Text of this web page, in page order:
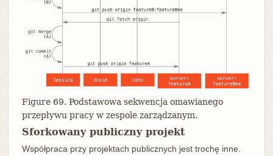
Figure 69. Podstawowa sekwencja omawianego
przepływu pracy w zespole zarządzanym.
Sforkowany publiczny projekt
Współpraca przy projektach publicznych jest trochę inne.